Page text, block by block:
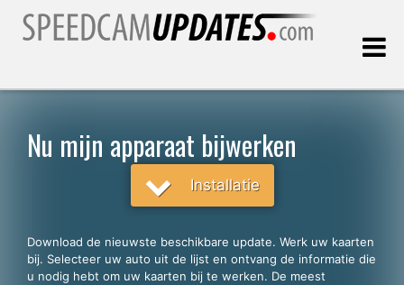
Nederlands
Nu mijn apparaat bijwerken
Installatie
Download de nieuwste beschikbare update. Werk uw kaarten
bij. Selecteer uw auto uit de lijst en ontvang de informatie die
u nodig hebt om uw kaarten bij te werken. De meest